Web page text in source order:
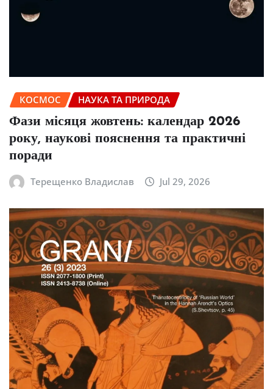
КОСМОС НАУКА ТА ПРИРОДА
Фази місяця жовтень: календар 2026
року, наукові пояснення та практичні
поради
Терещенко Владислав Jul 29, 2026